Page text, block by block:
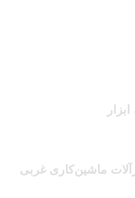
ماشین‌کاری غربی